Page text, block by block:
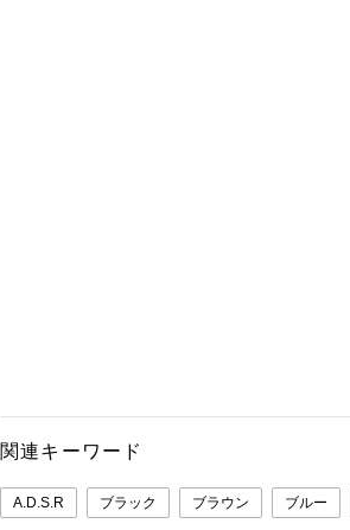
関連キーワード
A.D.S.R ブラック ブラウン ブルー